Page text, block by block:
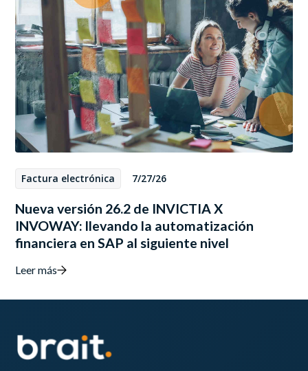
Factura electrónica 7/27/26
Nueva versión 26.2 de INVICTIA X
INVOWAY: llevando la automatización
financiera en SAP al siguiente nivel
Leer más